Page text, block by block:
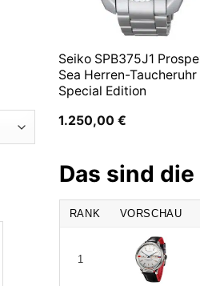
Seiko SPB375J1
Sea Herren-Taucheruhr
Special Edition
1.250,00€
Das sind
RANK VORSCHAU
1